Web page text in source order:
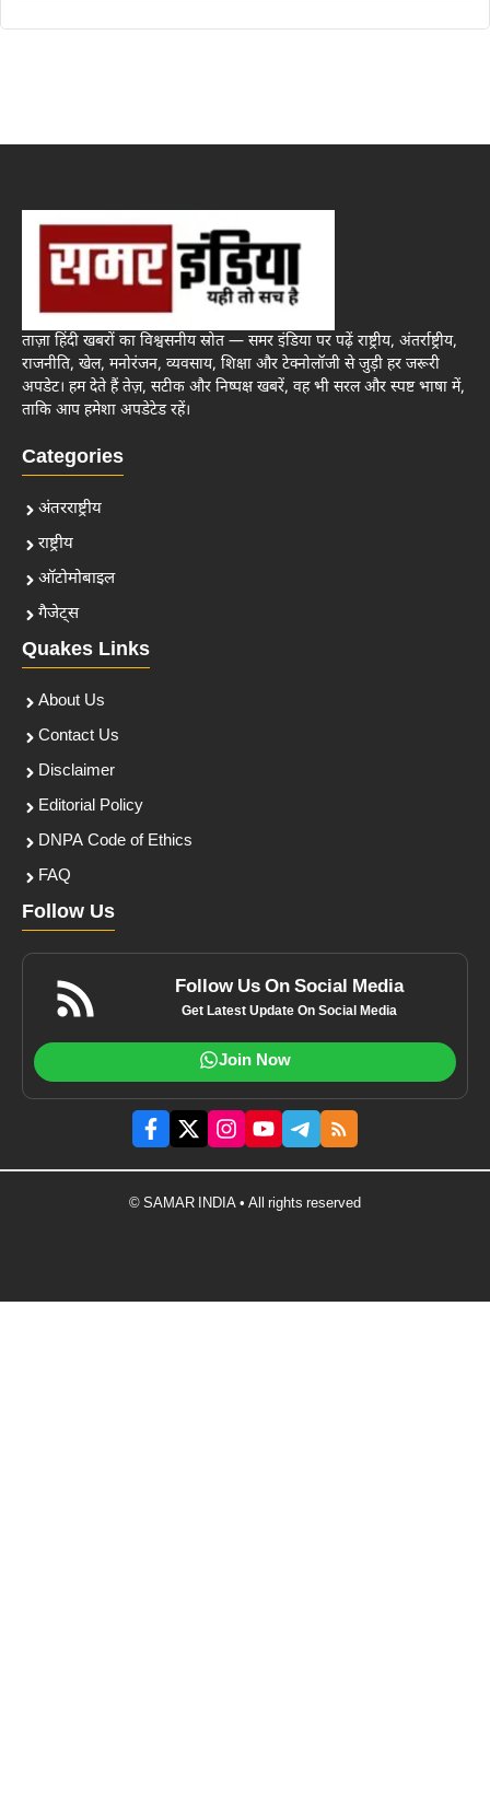
ताज़ा हिंदी खबरों का विश्वसनीय स्रोत — समर इंडिया पर पढ़ें राष्ट्रीय, अंतर्राष्ट्रीय,
राजनीति, खेल, मनोरंजन, व्यवसाय, शिक्षा और टेक्नोलॉजी से जुड़ी हर जरूरी
अपडेट। हम देते हैं तेज़, सटीक और निष्पक्ष खबरें, वह भी सरल और स्पष्ट भाषा में,
ताकि आप हमेशा अपडेटेड रहें।
Categories
अंतरराष्ट्रीय
राष्ट्रीय
ऑटोमोबाइल
गैजेट्स
Quakes Links
About Us
Contact Us
Disclaimer
Editorial Policy
DNPA Code of Ethics
FAQ
Follow Us
Follow Us On Social Media
Get Latest Update On Social Media
Join Now
© SAMAR INDIA • All rights reserved